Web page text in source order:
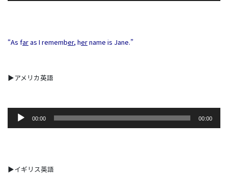
ヤ
“As far as I remember, hername is Jane.”
▶アメリカ英語
ヤ
00:00 00:00
▶イギリス英語